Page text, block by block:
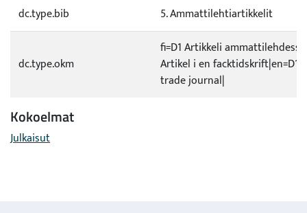
dc.type.bib
5. Ammattilehtiartikkelit
dc.type.okm
fi=D1 Artikkeli
Artikel i en facktidskrift|en=D1
trade journal|
Kokoelmat
Julkaisut